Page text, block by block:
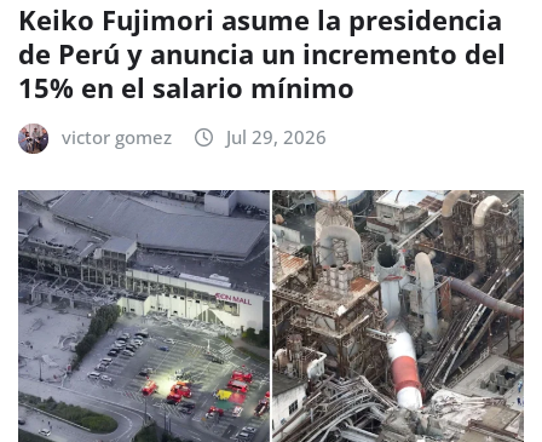
Keiko Fujimori asume la presidencia
de Perú y anuncia un incremento del
15% en el salario mínimo
victor gomez Jul 29, 2026